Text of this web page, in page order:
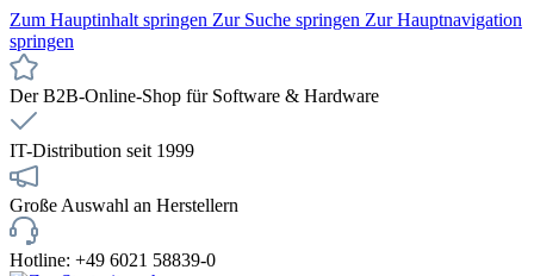
Zum Hauptinhalt springen Zur Suche springen Zur Hauptnavigation
springen
Der B2B-Online-Shop für Software & Hardware
IT-Distribution seit 1999
Große Auswahl an Herstellern
Hotline: +49 6021 58839-0